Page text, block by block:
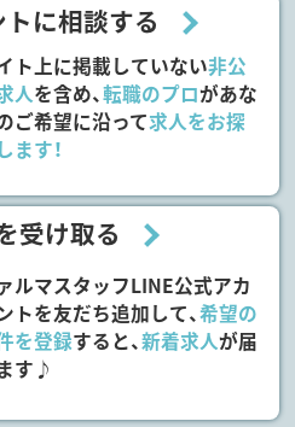
に相談する
ト上に掲載していない非公
人を含め、転職のプロがあな
ご希望に沿って求人をお探
ます！
受け取る
ルマスタッフLINE公式アカ
トを友だち追加して、希望の
を登録すると、新着求人が届
す♪